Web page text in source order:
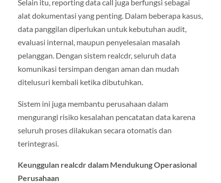
Selain itu, reporting data call juga berfungsi sebagai
alat dokumentasi yang penting. Dalam beberapa kasus,
data panggilan diperlukan untuk kebutuhan audit,
evaluasi internal, maupun penyelesaian masalah
pelanggan. Dengan sistem realcdr, seluruh data
komunikasi tersimpan dengan aman dan mudah
ditelusuri kembali ketika dibutuhkan.
Sistem ini juga membantu perusahaan dalam
mengurangi risiko kesalahan pencatatan data karena
seluruh proses dilakukan secara otomatis dan
terintegrasi.
Keunggulan realcdr dalam Mendukung Operasional
Perusahaan